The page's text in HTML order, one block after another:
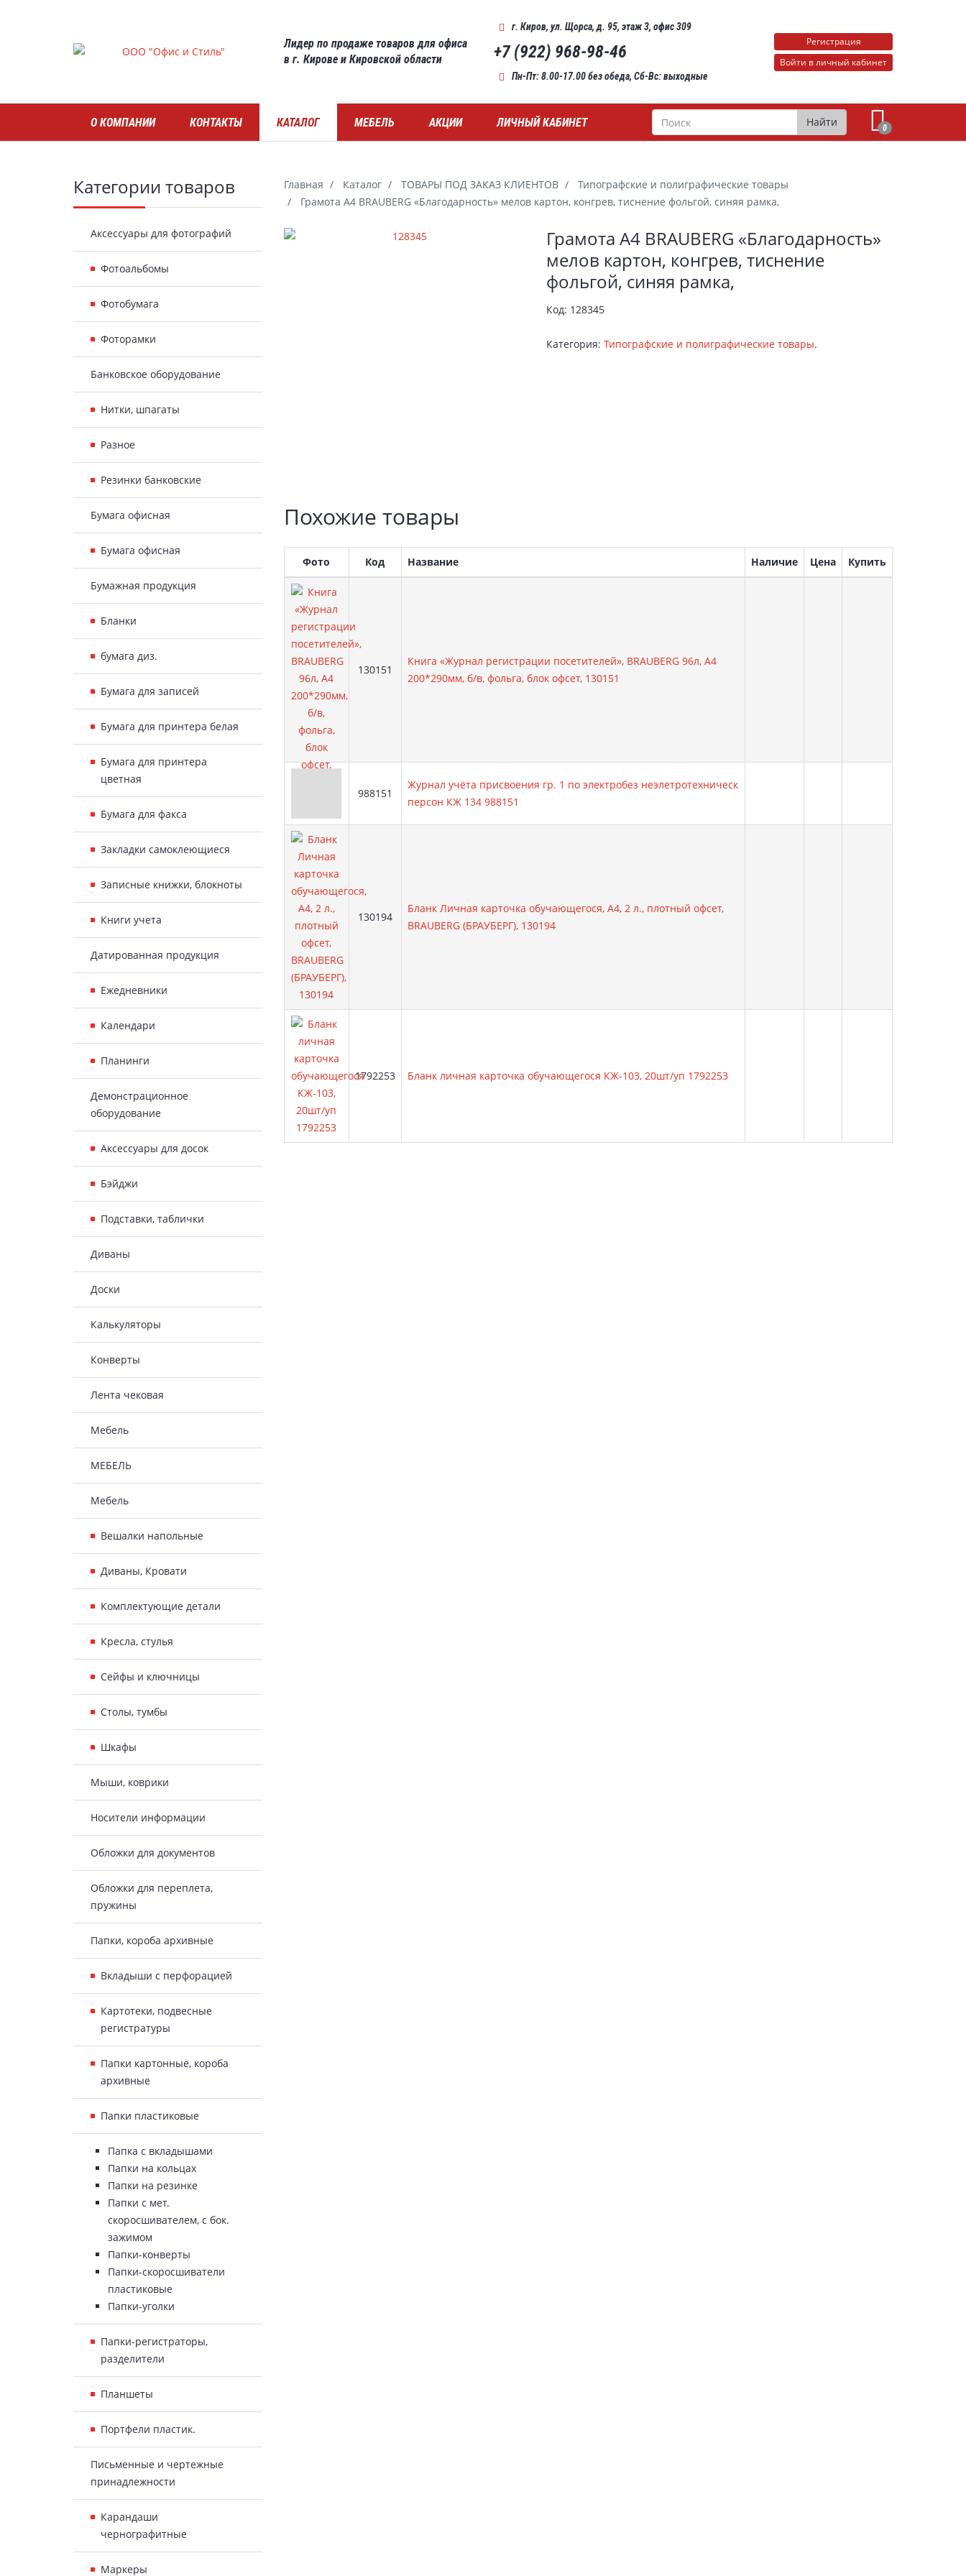
Лидер по продаже товаров для офиса
в г. Кирове и Кировской области
г. Киров, ул. Щорса, д. 95, этаж 3, офис 309
+7 (922) 968-98-46
Пн-Пт: 8.00-17.00 без обеда, Сб-Вс: выходные
Регистрация
Войти в личный кабинет
НавигацияО КОМПАНИИ КОНТАКТЫ КАТАЛОГ МЕБЕЛЬ АКЦИИ ЛИЧНЫЙ КАБИНЕТ 0
Поиск Найти
Главная Каталог ТОВАРЫ ПОД ЗАКАЗ КЛИЕНТОВ
Типографские и полиграфические товары
Грамота А4 BRAUBERG «Благодарность» мелов картон, конгрев, тиснение фольгой, синяя рамка,
Галерея
Грамота А4 BRAUBERG «Благодарность»
мелов картон, конгрев, тиснение
фольгой, синяя рамка,
Код: 128345
Категория:Типографские и полиграфические товары.
Похожие товары
Фото Код Название Наличие Цена Купить
Артикул:
130151
Книга «Журнал регистрации посетителей», BRAUBERG 96л, А4
200*290мм, б/в, фольга, блок офсет, 130151
Артикул:
988151
Журнал учёта присвоения гр. 1 по электробез неэлетротехническ
персон КЖ 134 988151
Артикул:
130194
Бланк Личная карточка обучающегося, А4, 2 л., плотный офсет,
BRAUBERG (БРАУБЕРГ), 130194
Артикул:
1792253 Бланк личная карточка обучающегося КЖ-103, 20шт/уп 1792253
Боковая
панель
Категории товаров
Аксессуары для фотографий
Фотоальбомы
Фотобумага
Фоторамки
Банковское оборудование
Нитки, шпагаты
Разное
Резинки банковские
Бумага офисная
Бумага офисная
Бумажная продукция
Бланки
бумага диз.
Бумага для записей
Бумага для принтера белая
Бумага для принтера
цветная
Бумага для факса
Закладки самоклеющиеся
Записные книжки, блокноты
Книги учета
Датированная продукция
Ежедневники
Календари
Планинги
Демонстрационное
оборудование
Аксессуары для досок
Бэйджи
Подставки, таблички
Диваны
Доски
Калькуляторы
Конверты
Лента чековая
Мебель
МЕБЕЛЬ
Мебель
Вешалки напольные
Диваны, Кровати
Комплектующие детали
Кресла, стулья
Сейфы и ключницы
Столы, тумбы
Шкафы
Мыши, коврики
Носители информации
Обложки для документов
Обложки для переплета,
пружины
Папки, короба архивные
Вкладыши с перфорацией
Картотеки, подвесные
регистратуры
Папки картонные, короба
архивные
Папки пластиковые
Папка с вкладышами
Папки на кольцах
Папки на резинке
Папки с мет.
скоросшивателем, с бок.
зажимом
Папки-конверты
Папки-скоросшиватели
пластиковые
Папки-уголки
Папки-регистраторы,
разделители
Планшеты
Портфели пластик.
Письменные и чертежные
принадлежности
Карандаши
чернографитные
Маркеры